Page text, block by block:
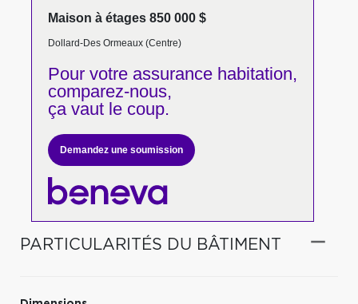
Maison à étages 850 000 $
Dollard-Des Ormeaux (Centre)
Pour votreassurance habitation,
comparez-nous,
ça vaut le coup.
Demandez une soumission
PARTICULARITÉS DU BÂTIMENT